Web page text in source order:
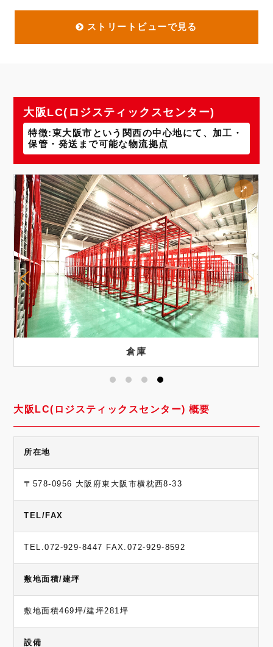
ストリートビューで見る
大阪LC(ロジスティックスセンター)
特徴:東大阪市という関西の中心地にて、加工・
保管・発送まで可能な物流拠点
倉庫
大阪LC(ロジスティックスセンター) 概要
所在地
〒578-0956 大阪府東大阪市横枕西8-33
TEL/FAX
TEL.072-929-8447 FAX.072-929-8592
敷地面積/建坪
敷地面積469坪/建坪281坪
設備